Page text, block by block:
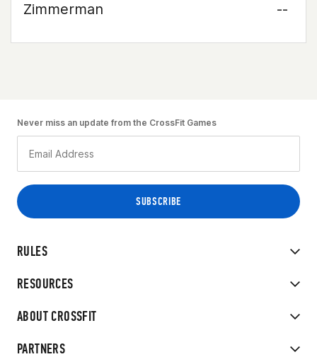
Zimmerman
--
RULES
RESOURCES
ABOUT CROSSFIT
PARTNERS
Never miss an update from the CrossFit Games